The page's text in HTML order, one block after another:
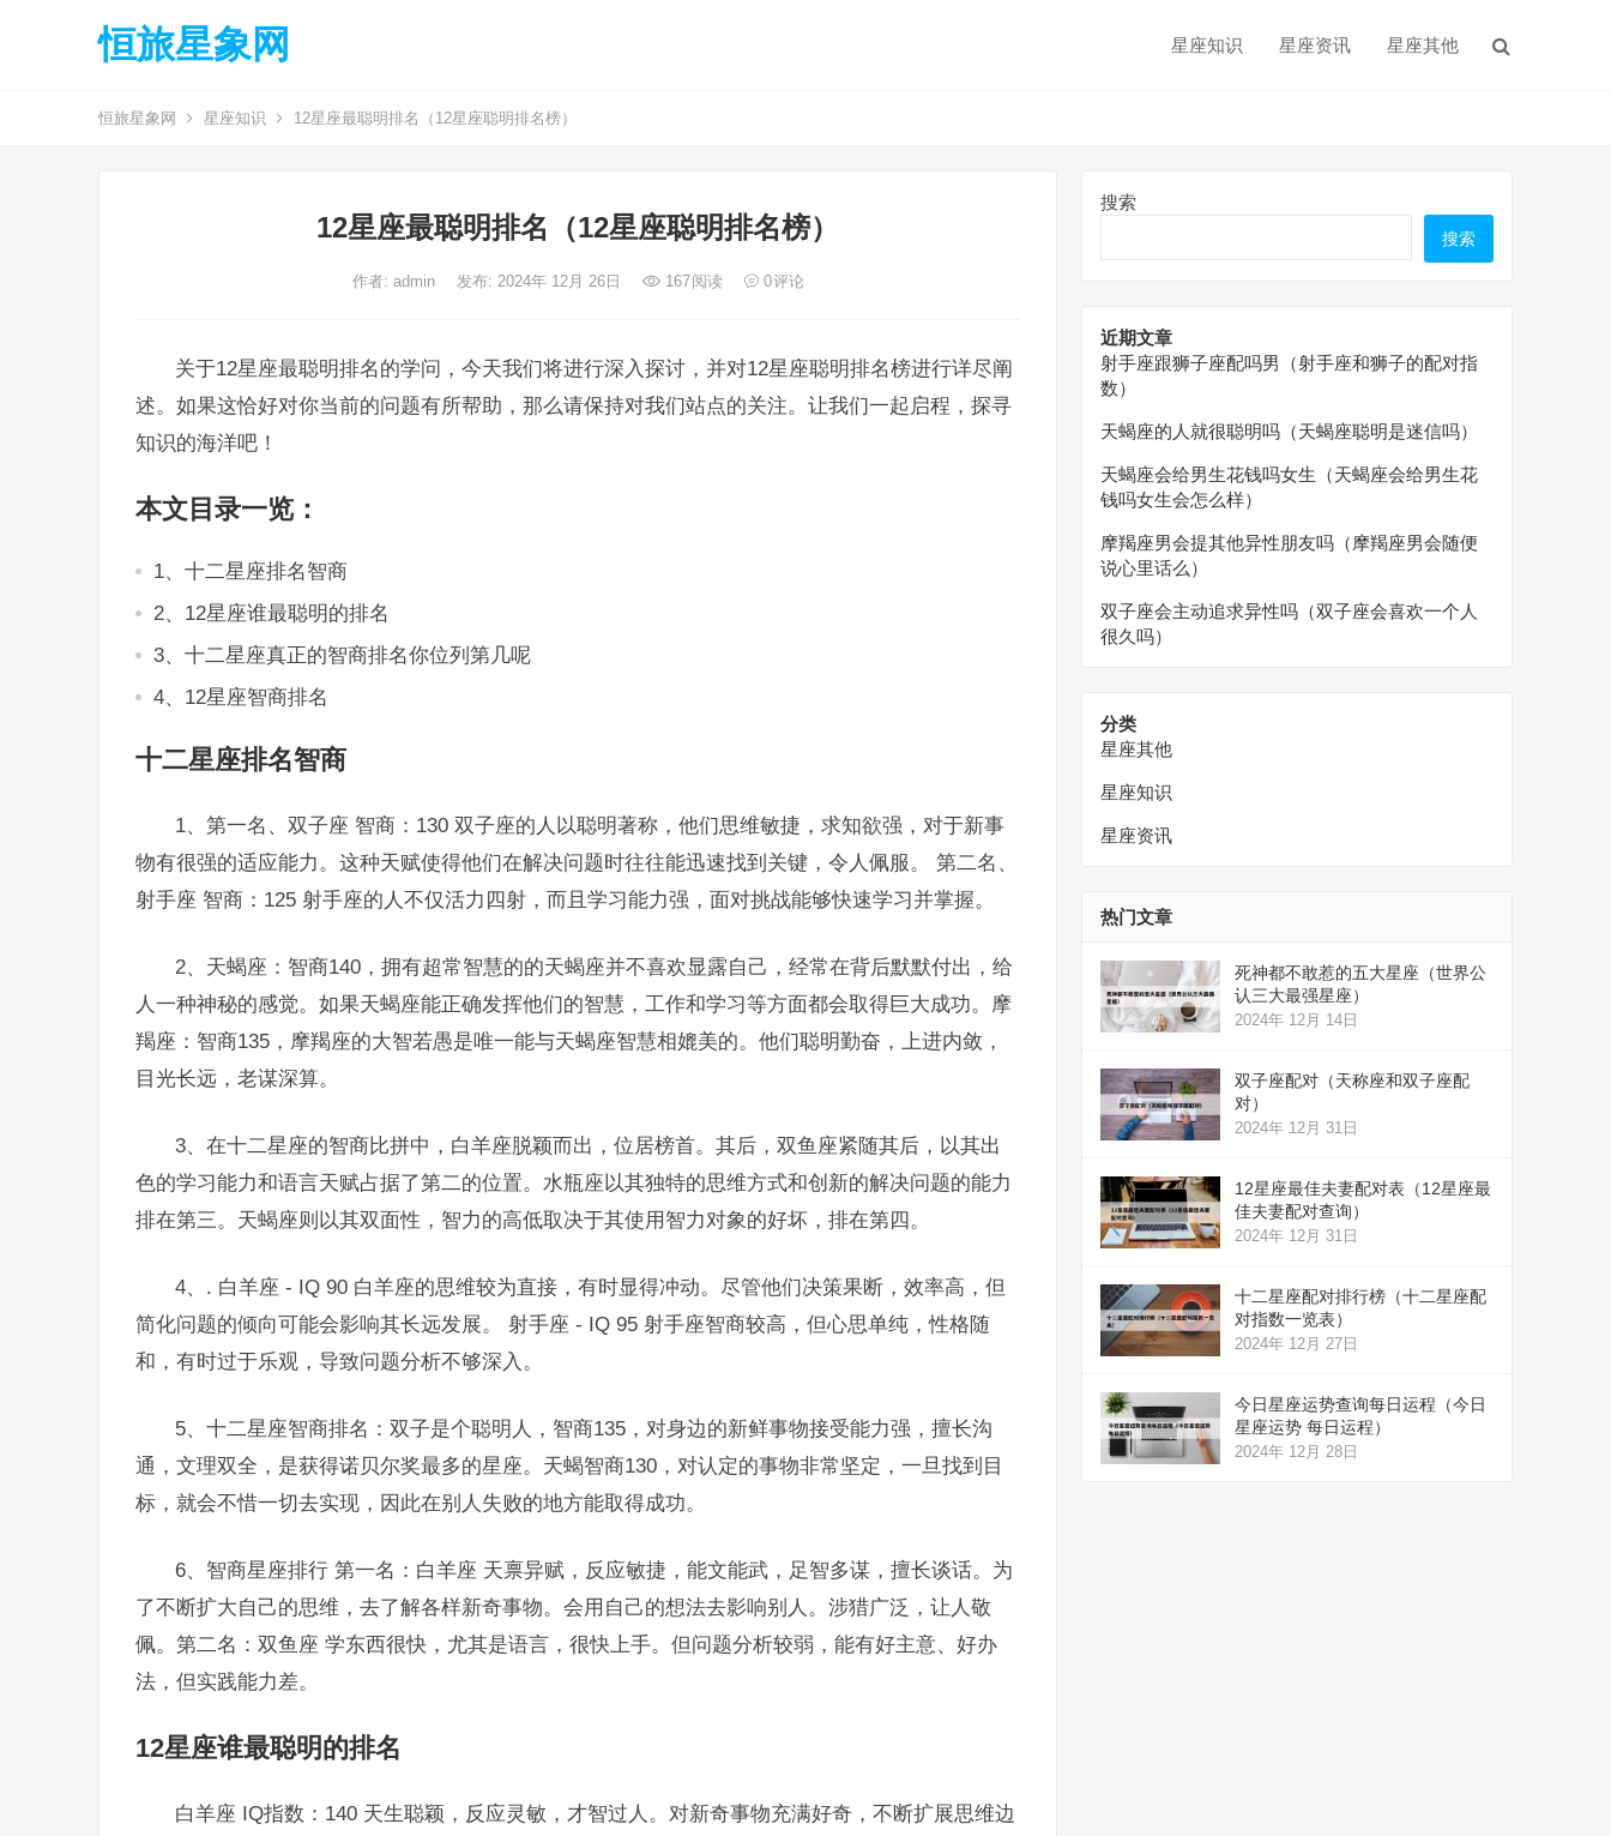
恒旅星象网 星座知识 星座资讯 星座其他
恒旅星象网 星座知识 12星座最聪明排名（12星座聪明排名榜）
12星座最聪明排名（12星座聪明排名榜）
作者: admin 发布: 2024年 12月 26日 167阅读 0评论
关于12星座最聪明排名的学问，今天我们将进行深入探讨，并对12星座聪明排名榜进行详尽阐
述。如果这恰好对你当前的问题有所帮助，那么请保持对我们站点的关注。让我们一起启程，探寻
知识的海洋吧！
本文目录一览：
1、十二星座排名智商
2、12星座谁最聪明的排名
3、十二星座真正的智商排名你位列第几呢
4、12星座智商排名
十二星座排名智商
1、第一名、双子座 智商：130 双子座的人以聪明著称，他们思维敏捷，求知欲强，对于新事
物有很强的适应能力。这种天赋使得他们在解决问题时往往能迅速找到关键，令人佩服。 第二名、
射手座 智商：125 射手座的人不仅活力四射，而且学习能力强，面对挑战能够快速学习并掌握。
2、天蝎座：智商140，拥有超常智慧的的天蝎座并不喜欢显露自己，经常在背后默默付出，给
人一种神秘的感觉。如果天蝎座能正确发挥他们的智慧，工作和学习等方面都会取得巨大成功。摩
羯座：智商135，摩羯座的大智若愚是唯一能与天蝎座智慧相媲美的。他们聪明勤奋，上进内敛，
目光长远，老谋深算。
3、在十二星座的智商比拼中，白羊座脱颖而出，位居榜首。其后，双鱼座紧随其后，以其出
色的学习能力和语言天赋占据了第二的位置。水瓶座以其独特的思维方式和创新的解决问题的能力
排在第三。天蝎座则以其双面性，智力的高低取决于其使用智力对象的好坏，排在第四。
4、. 白羊座 - IQ 90 白羊座的思维较为直接，有时显得冲动。尽管他们决策果断，效率高，但
简化问题的倾向可能会影响其长远发展。 射手座 - IQ 95 射手座智商较高，但心思单纯，性格随
和，有时过于乐观，导致问题分析不够深入。
5、十二星座智商排名：双子是个聪明人，智商135，对身边的新鲜事物接受能力强，擅长沟
通，文理双全，是获得诺贝尔奖最多的星座。天蝎智商130，对认定的事物非常坚定，一旦找到目
标，就会不惜一切去实现，因此在别人失败的地方能取得成功。
6、智商星座排行 第一名：白羊座 天禀异赋，反应敏捷，能文能武，足智多谋，擅长谈话。为
了不断扩大自己的思维，去了解各样新奇事物。会用自己的想法去影响别人。涉猎广泛，让人敬
佩。第二名：双鱼座 学东西很快，尤其是语言，很快上手。但问题分析较弱，能有好主意、好办
法，但实践能力差。
12星座谁最聪明的排名
白羊座 IQ指数：140 天生聪颖，反应灵敏，才智过人。对新奇事物充满好奇，不断扩展思维边
搜索
搜索
近期文章
射手座跟狮子座配吗男（射手座和狮子的配对指
数）
天蝎座的人就很聪明吗（天蝎座聪明是迷信吗）
天蝎座会给男生花钱吗女生（天蝎座会给男生花
钱吗女生会怎么样）
摩羯座男会提其他异性朋友吗（摩羯座男会随便
说心里话么）
双子座会主动追求异性吗（双子座会喜欢一个人
很久吗）
分类
星座其他
星座知识
星座资讯
热门文章
死神都不敢惹的五大星座（世界公
认三大最强星座）
2024年 12月 14日
双子座配对（天称座和双子座配
对）
2024年 12月 31日
12星座最佳夫妻配对表（12星座最
佳夫妻配对查询）
2024年 12月 31日
十二星座配对排行榜（十二星座配
对指数一览表）
2024年 12月 27日
今日星座运势查询每日运程（今日
星座运势 每日运程）
2024年 12月 28日